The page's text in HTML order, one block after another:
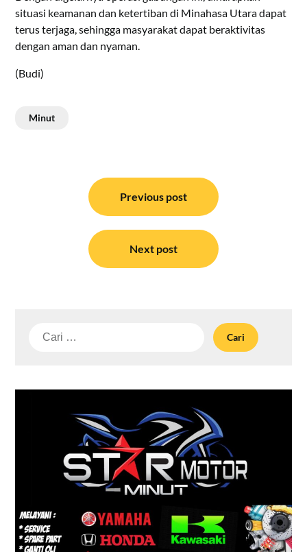
situasi keamanan dan ketertiban di Minahasa Utara dapat
terus terjaga, sehingga masyarakat dapat beraktivitas
dengan aman dan nyaman.
(Budi)
Minut
Previous post
Next post
Cari